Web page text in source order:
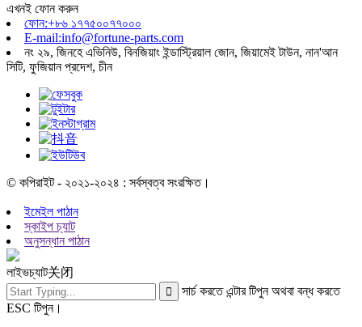
এখনই ফোন করুন
ফোন:+৮৬ ১৭৭৫০০৭৭০০০
E-mail:info@fortune-parts.com
নং ২৯, জিনহে এভিনিউ, বিনজিয়াং ইন্ডাস্ট্রিয়াল জোন, জিয়ামেই টাউন, নান'আন
সিটি, ফুজিয়ান প্রদেশ, চীন
© কপিরাইট - ২০২১-২০২৪ : সর্বস্বত্ব সংরক্ষিত।
ইমেইল পাঠান
স্কাইপ চ্যাট
অনুসন্ধান পাঠান
লাইভচ্যাট关闭
সার্চ করতে এন্টার টিপুন অথবা বন্ধ করতে
ESC টিপুন।